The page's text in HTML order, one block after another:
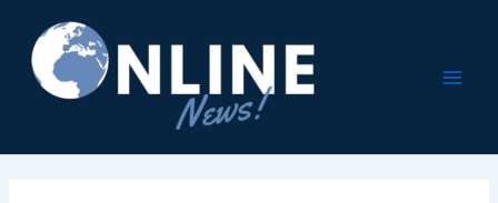
sadržaj